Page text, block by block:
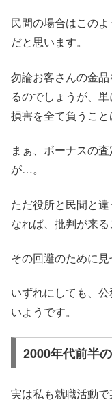
民間の場合はこの
だと思います。
勿論お客さんの金
るのでしょうが、
損害を全て負うこと
まぁ、ボーナスの
が…。
ただ役所と民間と
なれば、批判が来る
その回避のために
いずれにしても、
いようです。
2000年代前半
実は私も就職活動